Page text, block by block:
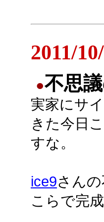
2011/
●不思
実家にサ
きた今日
すな。
ice9さん
こらで完